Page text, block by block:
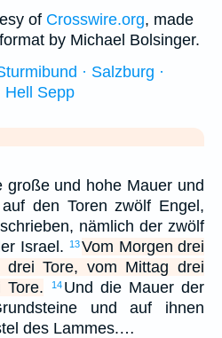
of Crosswire.org, made
by Michael Bolsinger.
· Salzburg ·
Hell Sepp
große und hohe Mauer und
den Toren zwölf Engel,
nämlich der zwölf
Israel.
13Vom Morgen drei
drei Tore, vom Mittag drei
Tore.
14 Und die Mauer der
und auf ihnen
des Lammes.…